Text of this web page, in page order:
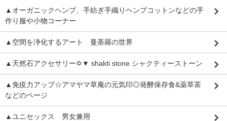
▲オーガニックヘンプ、手紡ぎ手織りヘンプコットンなどの手
作り服や小物コーナー
▲空間を浄化するアート 曼荼羅の世界
▲天然石アクセサリー✡▼ shakti stone シャクティーストーン
▲免疫力アップ☆アマヤマ草庵の元気印◎発酵保存食&薬草茶
などのページ
▲ユニセックス 男女兼用